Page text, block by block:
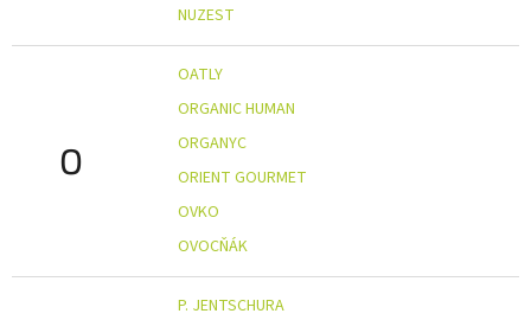
NUZEST
O
OATLY
ORGANIC HUMAN
ORGANYC
ORIENT GOURMET
OVKO
OVOCŇÁK
P. JENTSCHURA